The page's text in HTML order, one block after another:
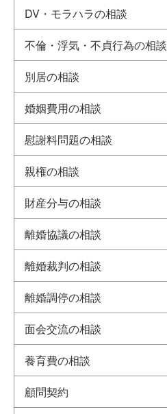
DV・モラハラの相談
不倫・浮気・不貞行為の相談
別居の相談
婚姻費用の相談
慰謝料問題の相談
親権の相談
財産分与の相談
離婚協議の相談
離婚裁判の相談
離婚調停の相談
面会交流の相談
養育費の相談
顧問契約